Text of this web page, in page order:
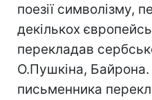
поезії символізму,
декількох
перекладав
О.Пушкіна,
письменника